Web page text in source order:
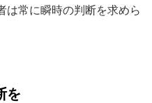
は常に瞬時の判断を求めら
を